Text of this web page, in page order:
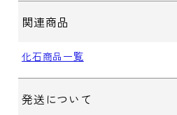
関連商品
化石商品一覧
発送について